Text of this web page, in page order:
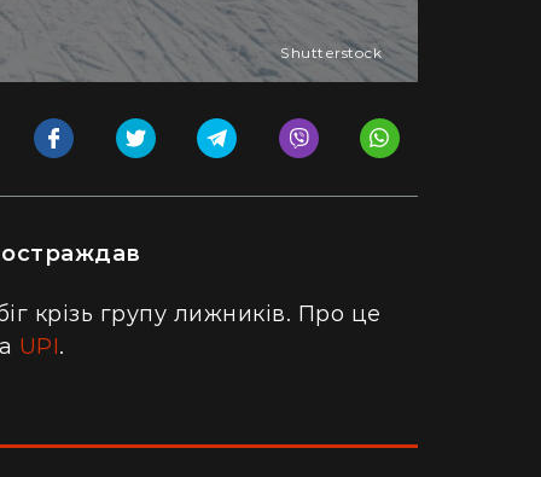
Shutterstock
крізь групу лижників. Про це
UPI.